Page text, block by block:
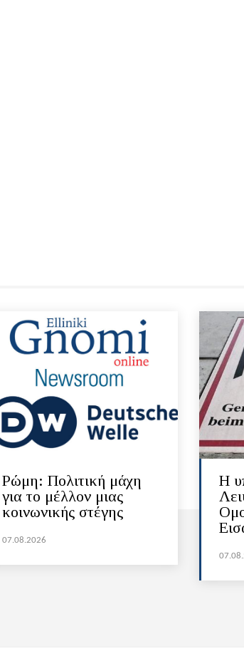
Ρώμη: Πολιτική μάχη
για το μέλλον μιας
κοινωνικής στέγης
07.08.2026
Η